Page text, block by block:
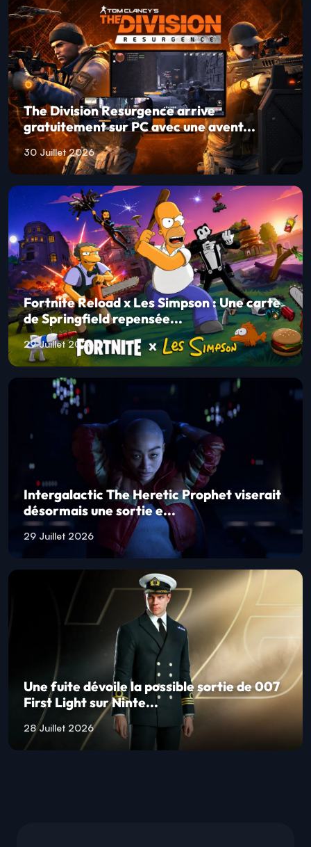
The Division Resurgence arrive
gratuitement sur PC avec une avent...
30 Juillet 2026
Fortnite Reload x Les Simpson : Une carte
de Springfield repensée...
29 Juillet 2026
Intergalactic The Heretic Prophet viserait
désormais une sortie e...
29 Juillet 2026
Une fuite dévoile la possible sortie de 007
First Light sur Ninte...
28 Juillet 2026